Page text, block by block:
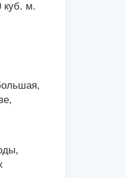
куб. м.